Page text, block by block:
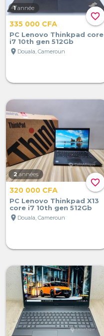
favorite_border
1 année
335 000 CFA
PC Lenovo Thinkpad core
i7 10th gen 512Gb
location_on Douala, Cameroun
favorite_border
2 années
320 000 CFA
PC Lenovo Thinkpad X13
core i7 10th gen 512Gb
location_on Douala, Cameroun